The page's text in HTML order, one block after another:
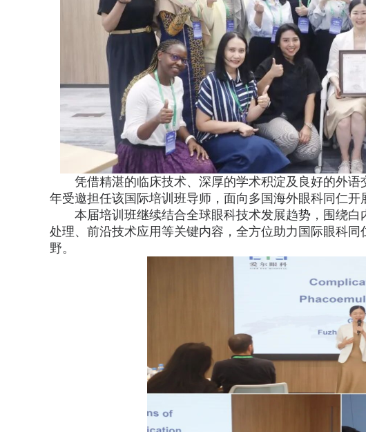
凭借精湛的临床技术、深厚的学术积淀及良好的外
年受邀担任该国际培训班导师，面向多国海外眼科同仁开
本届培训班继续结合全球眼科技术发展趋势，围绕
处理、前沿技术应用等关键内容，全方位助力国际眼科
野。